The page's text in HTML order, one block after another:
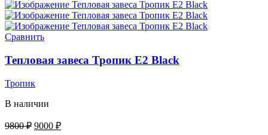
Сравнить
Тепловая завеса Тропик E2 Black
Тропик
В наличии
9800₽ 9000 ₽